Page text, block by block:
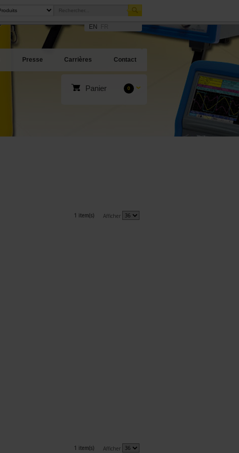
EN
Presse Carrières Contact
Panier 0
1 item(s) Afficher
1 item(s) Afficher